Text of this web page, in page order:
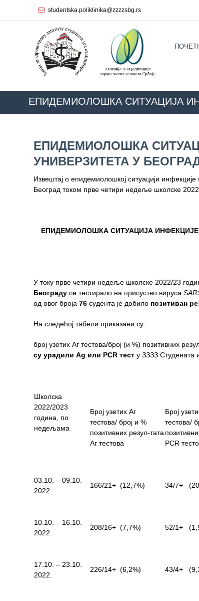
studentska.poliklinika@zzzzsbg.rs
ЕПИДЕМИОЛОШКА СИТУАЦИЈА
ЕПИДЕМИОЛОШКА
УНИВЕРЗИТЕТА У
Извештај о епидемиолошкој ситуацији инфекције
Београд током прве четири недеље школске
ЕПИДЕМИОЛОШКА СИТУАЦИЈА ИНФЕКЦИЈЕ
У току прве четири недеље школске 2022/23
Београду се тестиралo на присуство вируса
од овог броја 76 судента је добило позитиван
На следећој табели приказани су:
број узетих Аг тестова/број (и %) позитивних
су урадили Ag или PCR тест у ЗЗЗЗ Студената
Школска
2022/2023
година, по
недељама
Број узетих Аг
тестова/ број и %
позитивних резул-тата
Аг тестова
Број
тестова/
PCR
03.10. – 09.10.
2022.
166/21+ (12,7%) 34/7+
10.10. – 16.10.
2022.
208/16+ (7,7%) 52/1+
17.10. – 23.10.
2022.
226/14+ (6,2%) 43/4+
Служба
опште
Служба за
Служба за
специјалистичко
делатност
Служба за
унапређење
Служба за
медицинску
дијагностику
медицине са
информатиком
правне,
економско-
друге сличне
послове